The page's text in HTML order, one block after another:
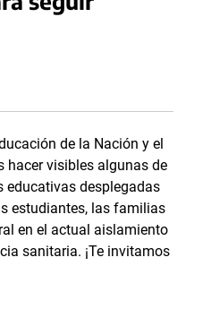
de la Nación y el
hacer visibles algunas de
educativas desplegadas
estudiantes, las familias
en el actual aislamiento
sanitaria. ¡Te invitamos